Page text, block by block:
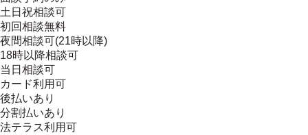
土日祝相談可
初回相談無料
夜間相談可(21時以降)
18時以降相談可
当日相談可
カード利用可
後払いあり
分割払いあり
法テラス利用可